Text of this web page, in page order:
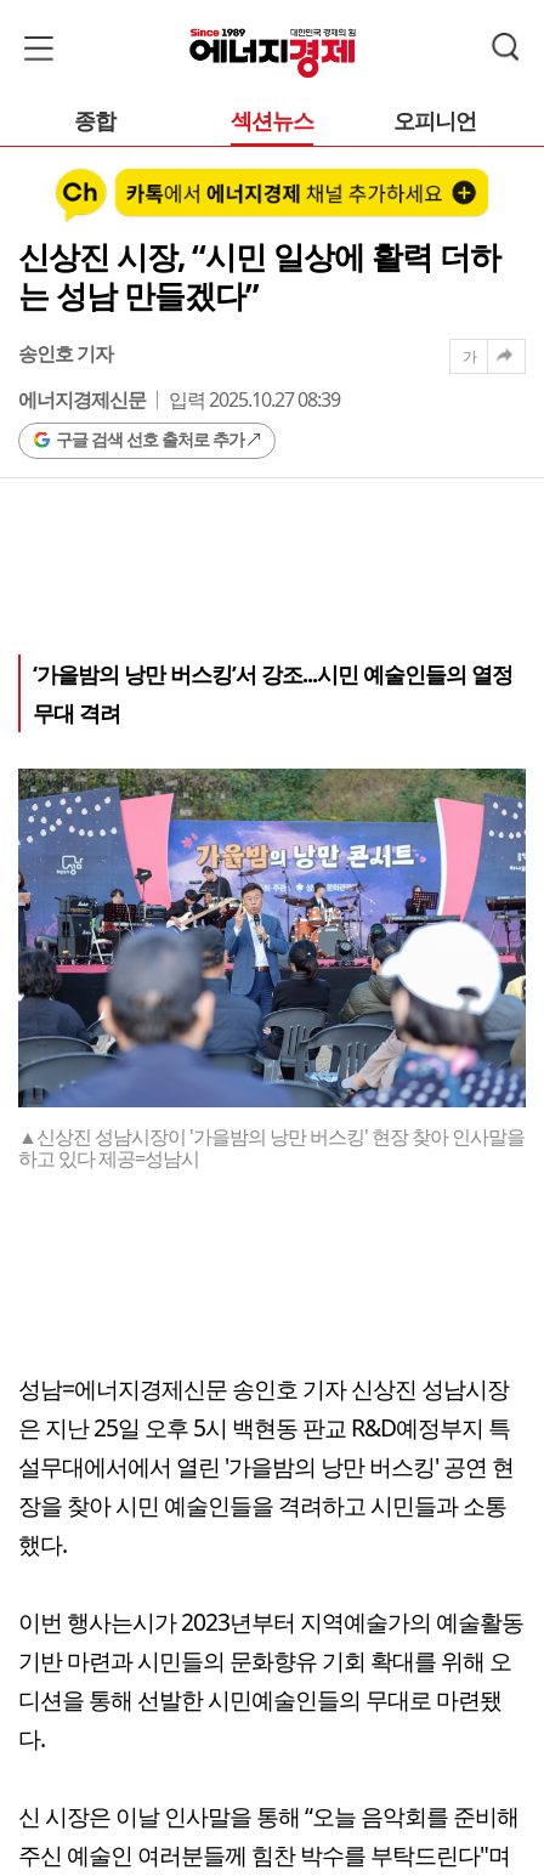
종합 섹션뉴스 오피니언
신상진 시장, “시민 일상에 활력 더하
는 성남 만들겠다”
송인호 기자
에너지경제신문
입력 2025.10.27 08:39
구글 검색 선호 출처로 추가
가
‘가을밤의 낭만 버스킹’서 강조...시민 예술인들의 열정
무대 격려
▲신상진 성남시장이 '가을밤의 낭만 버스킹' 현장 찾아 인사말을
하고 있다 제공=성남시
성남=에너지경제신문 송인호 기자 신상진 성남시장
은 지난 25일 오후 5시 백현동 판교 R&D예정부지 특
설무대에서에서 열린 '가을밤의 낭만 버스킹' 공연 현
장을 찾아 시민 예술인들을 격려하고 시민들과 소통
했다.
이번 행사는시가 2023년부터 지역예술가의 예술활동
기반 마련과 시민들의 문화향유 기회 확대를 위해 오
디션을 통해 선발한 시민예술인들의 무대로 마련됐
다.
신 시장은 이날 인사말을 통해 “오늘 음악회를 준비해
주신 예술인 여러분들께 힘찬 박수를 부탁드린다"며